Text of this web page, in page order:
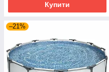
Купити
–21%